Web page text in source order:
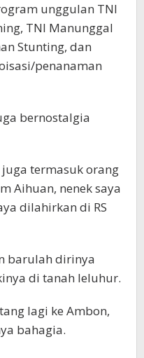
unggulan TNI
TNI Manunggal
Stunting, dan
penanaman
bernostalgia
juga termasuk orang
Aihuan, nenek saya
dilahirkan di RS
barulah dirinya
di tanah leluhur.
lagi ke Ambon,
bahagia.